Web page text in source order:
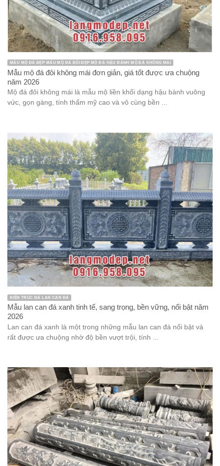
MẪU MỘ ĐÁ ĐẸP MẪU MỘ ĐÁ ĐÔI ĐẸP MỘ ĐÁ HẬU BÀNH MỘ ĐÁ KHÔNG MÁI
Mẫu mộ đá đôi không mái đơn giản, giá tốt được ưa chuộng
năm 2026
Mộ đá đôi không mái là mẫu mộ liền khối dạng hậu bành vuông
vức, gọn gàng, tính thẩm mỹ cao và vô cùng bền ...
KIẾN TRÚC ĐÁ LAN CAN ĐÁ
Mẫu lan can đá xanh tinh tế, sang trọng, bền vững, nổi bật năm
2026
Lan can đá xanh là một trong những mẫu lan can đá nổi bật và
rất được ưa chuộng nhờ độ bền vượt trội, tính ...